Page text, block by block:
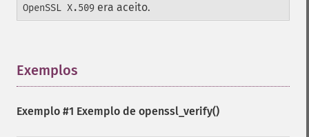
OpenSSL X.509 era aceito.
Exemplos
Exemplo #1 Exemplo de openssl_verify()